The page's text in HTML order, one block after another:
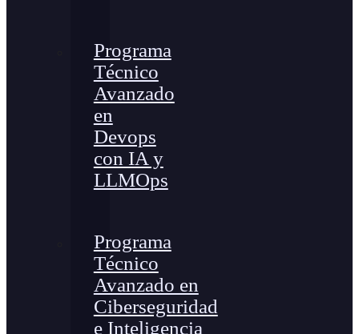
Programa
Técnico
Avanzado
en
Devops
con IA y
LLMOps
Programa
Técnico
Avanzado en
Ciberseguridad
e Inteligencia